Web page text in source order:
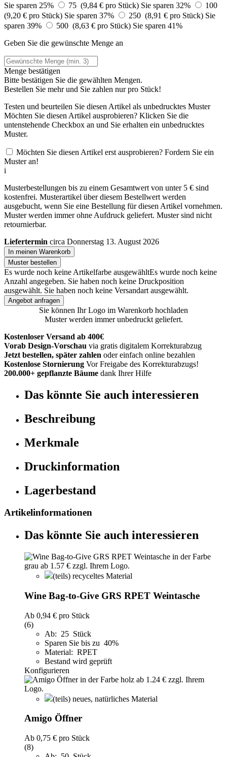
Sie sparen 25%
75 (9,84 € pro Stück) Sie sparen 32%
100
(9,20 € pro Stück) Sie sparen 37% 250 (8,91 € pro Stück) Sie
sparen 39%
500 (8,63 € pro Stück) Sie sparen 41%
Geben Sie die gewünschte Menge an
Menge bestätigen
Bitte bestätigen Sie die gewählten Mengen.
Bestellen Sie mehr und Sie zahlen nurpro Stück!
Testen und beurteilen Sie diesen Artikel als unbedrucktes Muster
Möchten Sie diesen Artikel ausprobieren? Klicken Sie die
untenstehende Checkbox an und Sie erhalten ein unbedrucktes
Muster.
Möchten Sie diesen Artikel erst ausprobieren? Fordern Sie ein
Muster an!
i
Musterbestellungen bis zu einem Gesamtwert von unter 5 € sind
kostenfrei. Musterartikel über diesem Bestellwert werden
ausgebucht, wenn Sie eine Bestellung für diesen Artikel vornehmen.
Muster werden immer ohne Aufdruck geliefert. Muster sind nicht
retournierbar.
Liefertermin circa Donnerstag 13. August 2026
In meinen Warenkorb
Muster bestellen
Es wurde noch keine Artikelfarbe ausgewähltEs wurde noch keine
Anzahl angegeben. Sie haben noch keine Druckposition
ausgewählt. Sie haben noch keine Versandart ausgewählt.
Angebot anfragen
Sie können Ihr Logo im Warenkorb hochladen
Muster werden immer unbedruckt geliefert.
Kostenloser Versand ab 400€
Vorab Design-Vorschau via gratis digitalem Korrekturabzug
Jetzt bestellen, später zahlen oder einfach online bezahlen
Kostenlose Stornierung Vor Freigabe des Korrekturabzugs!
200.000+ gepflanzte Bäume dank Ihrer Hilfe
Das könnte Sie auch interessieren
Beschreibung
Merkmale
Druckinformation
Lagerbestand
Artikelinformationen
Das könnte Sie auch interessieren
(teils) recyceltes Material
Wine Bag-to-Give GRS RPET Weintasche
Ab 0,94 € pro Stück
(6)
Ab: 25 Stück
Sparen Sie bis zu 40%
Material: RPET
Bestand wird geprüft
Konfigurieren
(teils) neues, natürliches Material
Amigo Öffner
Ab 0,75 € pro Stück
(8)